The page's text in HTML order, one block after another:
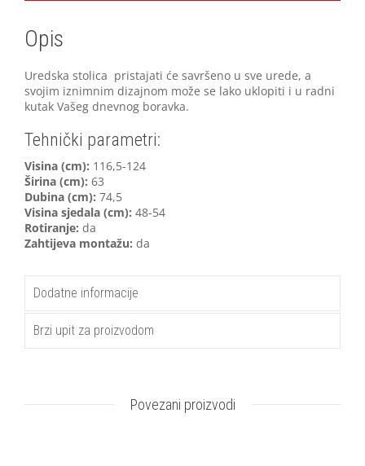
Opis
Uredska stolica pristajati će savršeno u sve urede, a
svojim iznimnim dizajnom može se lako uklopiti i u radni
kutak Vašeg dnevnog boravka.
Tehnički parametri:
Visina (cm): 116,5-124
Širina (cm): 63
Dubina (cm): 74,5
Visina sjedala (cm): 48-54
Rotiranje: da
Zahtijeva montažu: da
Dodatne informacije
Brzi upit za proizvodom
Povezani proizvodi